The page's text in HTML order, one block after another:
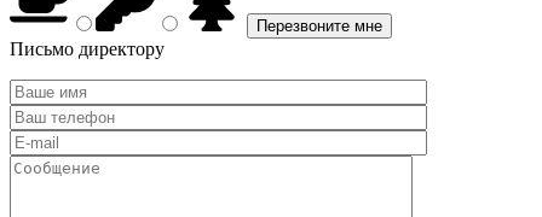
Письмо директору